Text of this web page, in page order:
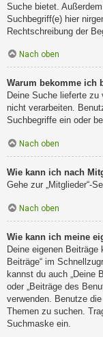
Suche bietet.
Suchbegriff(e) hier
Rechtschreibung der
Nach oben
Warum bekomme ich
Deine Suche lieferte
nicht verarbeiten.
Suchbegriffe ein oder
Nach oben
Wie kann ich nach
Gehe zur „Mitglieder“-
Nach oben
Wie kann ich meine
Deine eigenen
Beiträge“ im
kannst du auch „Deine
oder „Beiträge des
verwenden. Benutze
Themen zu suchen.
Suchmaske ein.